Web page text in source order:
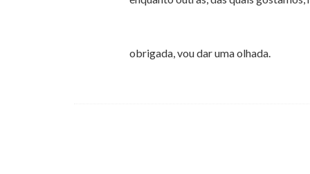
obrigada, vou dar uma olhada.